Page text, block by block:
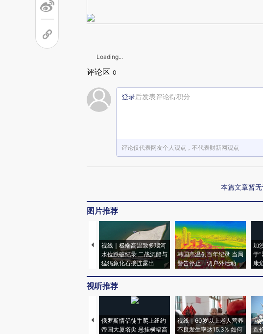
Loading...
评论区 0
登录后发表评论得积分
评论仅代表网友个人观点，不代表财新网观点
本篇文章暂
图片推荐
视线｜极端高温致多瑙河
水位跌破纪录 二战沉船与
猛犸象化石接连露出
韩国高温创百年纪录 当局
警告停止一切户外活动
加
于
康
视听推荐
俄罗斯情侣徒手爬上纽约
帝国大厦塔尖 悬挂横幅高
视线｜60岁以上老人营养
不良发生率达15.3% 如何
造